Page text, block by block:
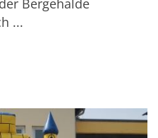
...